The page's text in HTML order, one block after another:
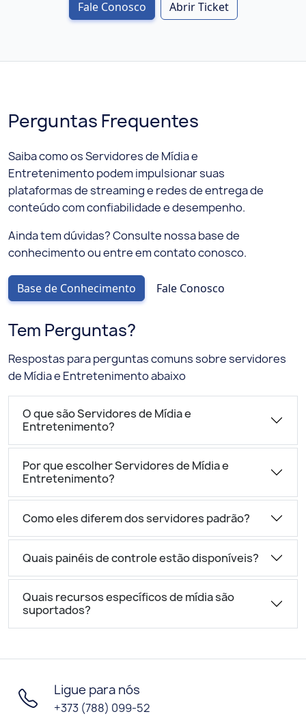
Fale Conosco Abrir Ticket
Perguntas Frequentes
Saiba como os Servidores de Mídia e
Entretenimento podem impulsionar suas
plataformas de streaming e redes de entrega de
conteúdo com confiabilidade e desempenho.
Ainda tem dúvidas? Consulte nossa base de
conhecimento ou entre em contato conosco.
Base de Conhecimento Fale Conosco
Tem Perguntas?
Respostas para perguntas comuns sobre servidores
de Mídia e Entretenimento abaixo
O que são Servidores de Mídia e
Entretenimento?
Por que escolher Servidores de Mídia e
Entretenimento?
Como eles diferem dos servidores padrão?
Quais painéis de controle estão disponíveis?
Quais recursos específicos de mídia são
suportados?
Ligue para nós
+373 (788) 099-52